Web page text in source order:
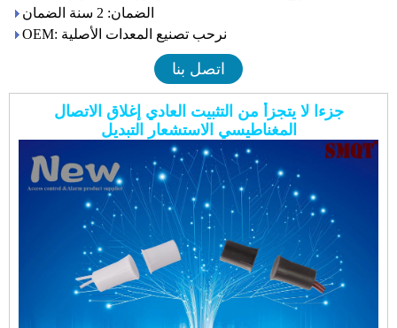
الضمان: 2 سنة الضمان
OEM: نرحب تصنيع المعدات الأصلية
اتصل بنا
جزءا لا يتجزأ من التثبيت العادي إغلاق الاتصال
المغناطيسي الاستشعار التبديل